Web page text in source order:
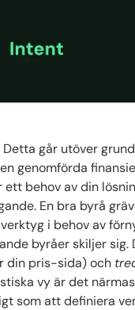
Detta går utöver
genomförda
behov av din
En bra byrå
i behov av
byråer skiljer
din pris-sida) och
vy är det
som att definiera